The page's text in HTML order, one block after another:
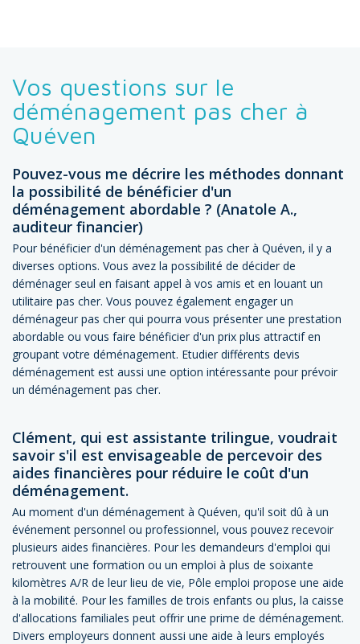
Vos questions sur le
déménagement pas cher à
Quéven
Pouvez-vous me décrire les méthodes donnant
la possibilité de bénéficier d'un
déménagement abordable ? (Anatole A.,
auditeur financier)
Pour bénéficier d'un déménagement pas cher à Quéven, il y a
diverses options. Vous avez la possibilité de décider de
déménager seul en faisant appel à vos amis et en louant un
utilitaire pas cher. Vous pouvez également engager un
déménageur pas cher qui pourra vous présenter une prestation
abordable ou vous faire bénéficier d'un prix plus attractif en
groupant votre déménagement. Etudier différents devis
déménagement est aussi une option intéressante pour prévoir
un déménagement pas cher.
Clément, qui est assistante trilingue, voudrait
savoir s'il est envisageable de percevoir des
aides financières pour réduire le coût d'un
déménagement.
Au moment d'un déménagement à Quéven, qu'il soit dû à un
événement personnel ou professionnel, vous pouvez recevoir
plusieurs aides financières. Pour les demandeurs d'emploi qui
retrouvent une formation ou un emploi à plus de soixante
kilomètres A/R de leur lieu de vie, Pôle emploi propose une aide
à la mobilité. Pour les familles de trois enfants ou plus, la caisse
d'allocations familiales peut offrir une prime de déménagement.
Divers employeurs donnent aussi une aide à leurs employés